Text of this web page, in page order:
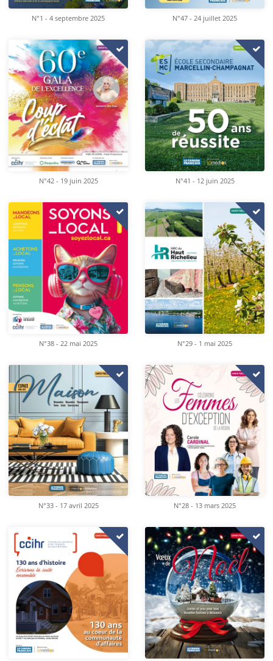
N°1 - 4 septembre 2025 N°47 - 24 juillet 2025
N°42 - 19 juin 2025 N°41 - 12 juin 2025
N°38 - 22 mai 2025 N°29 - 1 mai 2025
N°33 - 17 avril 2025 N°28 - 13 mars 2025